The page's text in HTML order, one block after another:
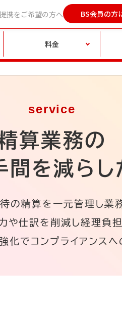
携をご希望の方へ BS会員の方
料金
service
算業務の
間を減らし
の精算を一元管理し業
や仕訳を削減し経理負担
化でコンプライアンスへ